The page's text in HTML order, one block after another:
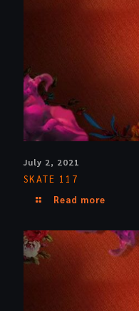
July 2, 2021
SKATE 117
Read more